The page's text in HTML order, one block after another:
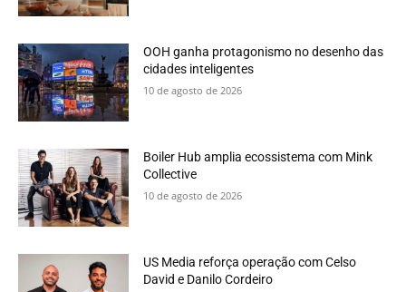
OOH ganha protagonismo no desenho das
cidades inteligentes
10 de agosto de 2026
Boiler Hub amplia ecossistema com Mink
Collective
10 de agosto de 2026
US Media reforça operação com Celso
David e Danilo Cordeiro